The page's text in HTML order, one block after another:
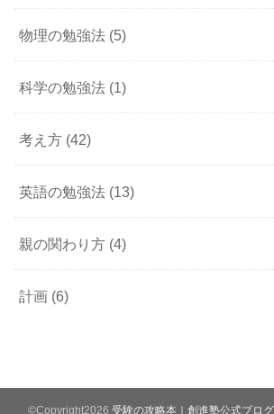
物理の勉強法 (5)
科学の勉強法 (1)
考え方 (42)
英語の勉強法 (13)
親の関わり方 (4)
計画 (6)
©Copyright2026 受験の攻略本｜創進塾公式ブログ